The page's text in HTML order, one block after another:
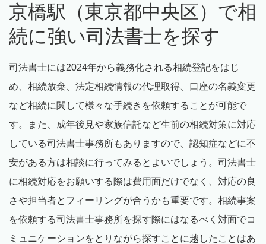
京橋駅（東京都中央区）で相
続に強い司法書士を探す
司法書士には2024年から義務化される相続登記をはじ
め、相続放棄、法定相続情報の代理取得、口座の名義変更
など相続に関して様々な手続きを依頼することが可能で
す。また、成年後見や家族信託など生前の相続対策に対応
している司法書士事務所もありますので、認知症などに不
安がある方は相談に行ってみるとよいでしょう。司法書士
に相続対応をお願いする際は費用面だけでなく、対応の良
さや担当者とフィーリングが合うかも重要です。相続事案
を依頼する司法書士事務所を探す際にはなるべく対面でコ
ミュニケーションをとりながら探すことに越したことはあ